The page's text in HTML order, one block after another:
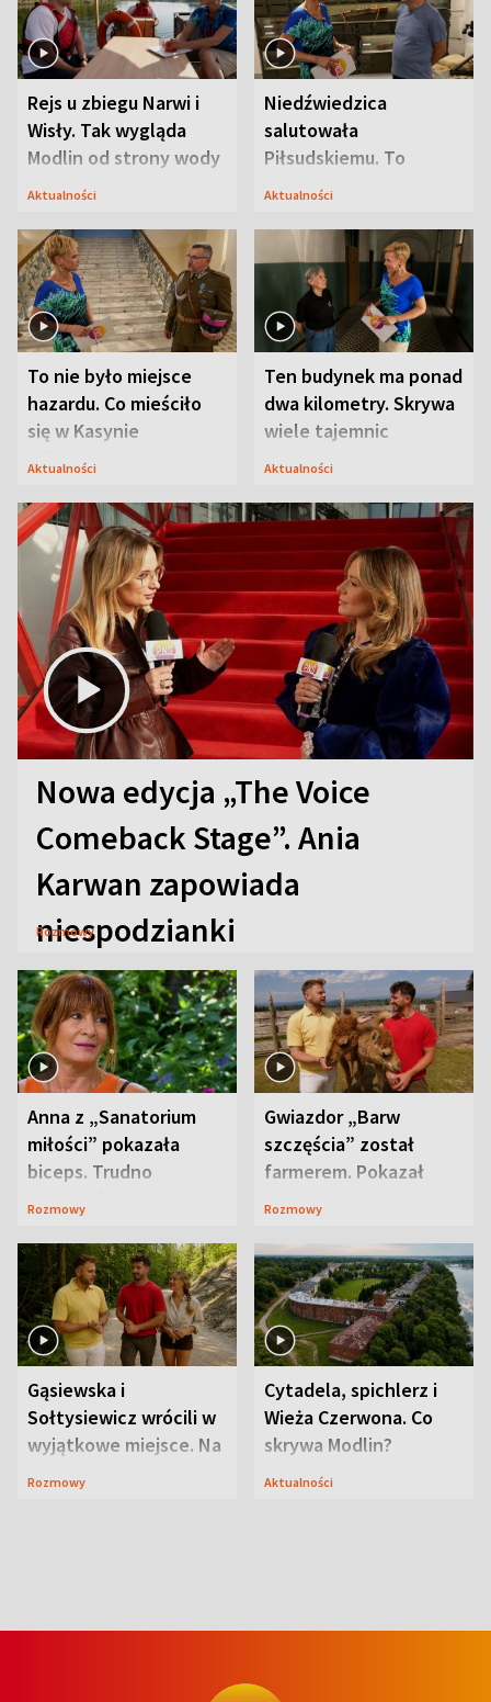
Rejs u zbiegu Narwi i
Wisły. Tak wygląda
Modlin od strony wody
Aktualności
Niedźwiedzica
salutowała
Piłsudskiemu. To
niejedyna tajemnica
Aktualności
To nie było miejsce
hazardu. Co mieściło
się w Kasynie
Oficerskim?
Aktualności
Ten budynek ma ponad
dwa kilometry. Skrywa
wiele tajemnic
Aktualności
Nowa edycja „The Voice
Comeback Stage”. Ania
Karwan zapowiada
niespodzianki
Rozmowy
Anna z „Sanatorium
miłości” pokazała
biceps. Trudno
uwierzyć, co przeszła
Rozmowy
Gwiazdor „Barw
szczęścia” został
farmerem. Pokazał
swoje niezwykłe
Rozmowy
Gąsiewska i
Sołtysiewicz wrócili w
wyjątkowe miejsce. Na
szlaku czekał
Rozmowy
Cytadela, spichlerz i
Wieża Czerwona. Co
skrywa Modlin?
Aktualności